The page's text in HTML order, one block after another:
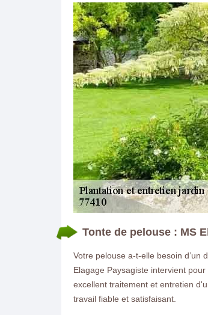
ON VOUS RAPPELLE
Tonte de pelouse : MS
Votre pelouse a-t-elle besoin d’un
Elagage Paysagiste intervient
excellent traitement et entretien
travail fiable et satisfaisant.